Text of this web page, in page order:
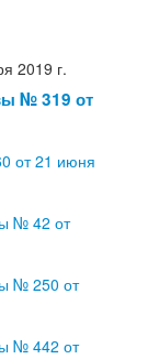
2019 г.
№ 319 от
от 21 июня
№ 42 от
№ 250 от
№ 442 от